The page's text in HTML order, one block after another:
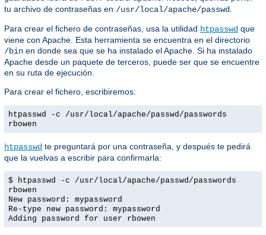
tu archivo de contraseñas en /usr/local/apache/passwd
Para crear el fichero de contraseñas, usa la utilidad htpasswd que
viene con Apache. Esta herramienta se encuentra en el directorio
/bin en donde sea que se ha instalado el Apache. Si ha instalado
Apache desde un paquete de terceros, puede ser que se encuentre
en su ruta de ejecución.
Para crear el fichero, escribiremos:
htpasswd -c /usr/local/apache/passwd/passwords
rbowen
htpasswd te preguntará por una contraseña, y después te pedirá
que la vuelvas a escribir para confirmarla:
$ htpasswd -c /usr/local/apache/passwd/passwords
rbowen
New password: mypassword
Re-type new password: mypassword
Adding password for user rbowen